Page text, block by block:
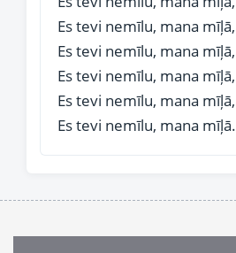
Es tevi nemīlu, mana mīļā,
Es tevi nemīlu, mana mīļā,
Es tevi nemīlu, mana mīļā,
Es tevi nemīlu, mana mīļā,
Es tevi nemīlu, mana mīļā.